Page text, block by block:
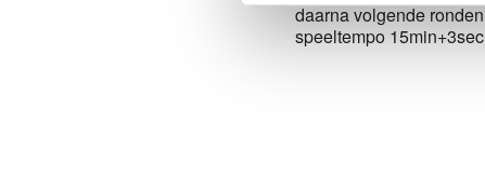
daarna volgende ronden
speeltempo 15min+3sec